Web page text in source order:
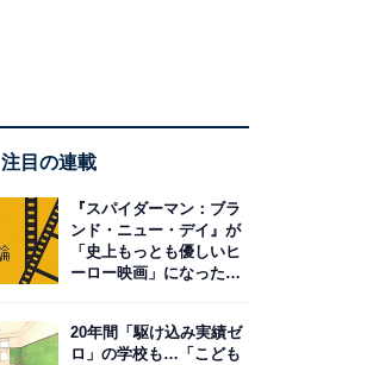
注目の連載
『スパイダーマン：ブラ
ンド・ニュー・デイ』が
「史上もっとも優しいヒ
ーロー映画」になった理
20年間「駆け込み実績ゼ
ロ」の学校も…「こども